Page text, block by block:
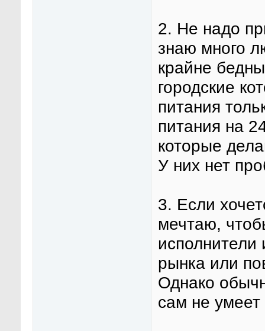
2. Не надо
знаю много
крайне
городские
питания
питания на
которые
У них нет
3. Если
мечтаю,
исполнители
рынка или
Однако
сам не умеет